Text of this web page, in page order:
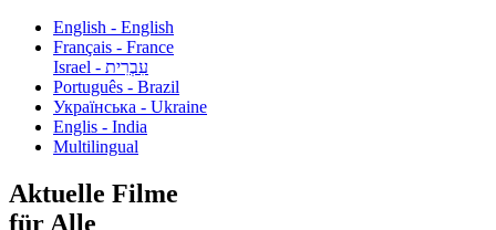
English - English
Français - France
עִבְרִית - Israel
Português - Brazil
Українська - Ukraine
Englis - India
Multilingual
Aktuelle Filme
für Alle